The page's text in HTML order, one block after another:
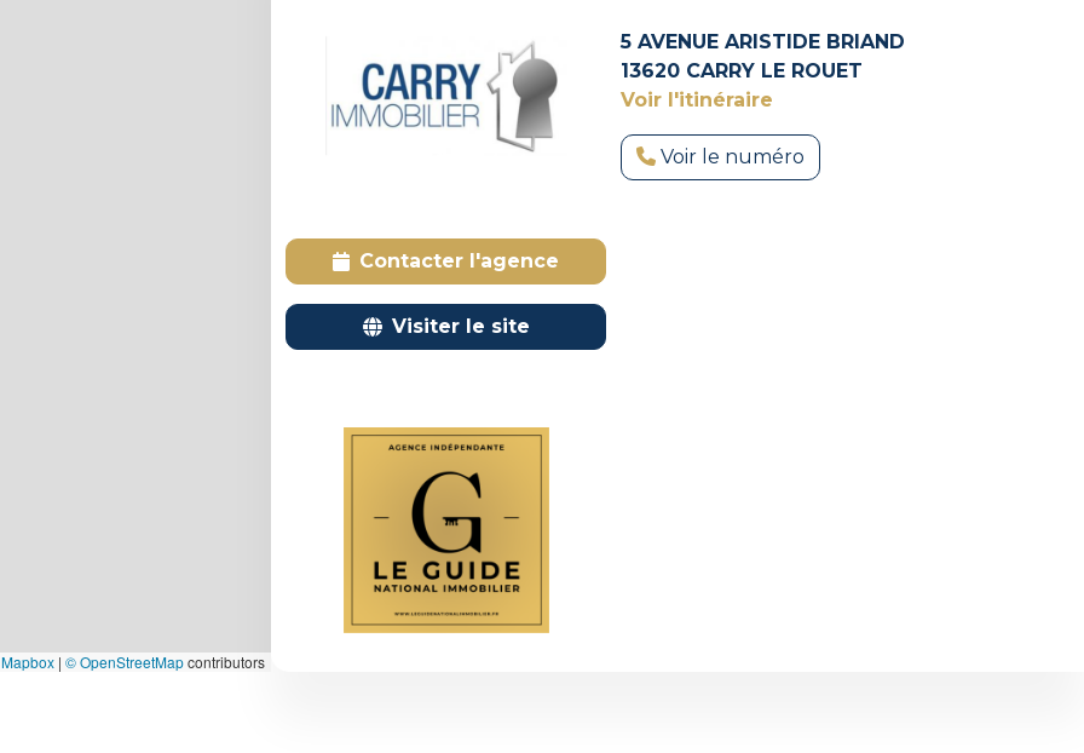
| © OpenStreetMapcontributors
5 AVENUE ARISTIDE BRIAND
13620 CARRY LE ROUET
Voir l'itinéraire
Voir le numéro
Contacter l'agence
Visiter le site